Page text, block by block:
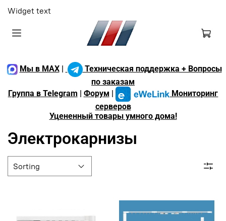
Widget text
Мы в MAX|
Техническая поддержка + Вопросы
по заказам
Группа в Telegram
Форум
Мониторинг
серверов
Уцененный товары умного дома!
Электрокарнизы